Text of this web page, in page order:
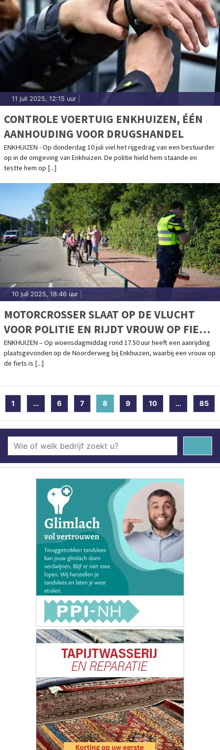
11 juli 2025, 12:15 uur
CONTROLE VOERTUIG ENKHUIZEN, ÉÉN
AANHOUDING VOOR DRUGSHANDEL
ENKHUIZEN - Op donderdag 10 juli viel het rijgedrag van een bestuurder
op in de omgeving van Enkhuizen. De politie hield hem staande en
testte hem op [...]
10 juli 2025, 18:46 uur
MOTORCROSSER SLAAT OP DE VLUCHT
VOOR POLITIE EN RIJDT VROUW OP FIETS
AAN IN ENKHUIZEN
ENKHUIZEN – Op woensdagmiddag rond 17.50 uur heeft een aanrijding
plaatsgevonden op de Noorderweg bij Enkhuizen, waarbij een vrouw op
de fiets is [...]
1 ... 6 7 8 (current)
9 10 ... 85